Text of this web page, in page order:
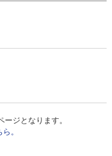
ジとなります。
。